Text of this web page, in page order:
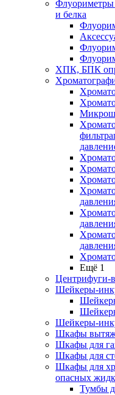
Флуориметры
и белка
ХПК, БПК
Ещё 1
Центрифуги-
Шейкеры-
Шейкеры-
Шкафы
Шкафы для
Шкафы для
Шкафы для
опасных
Тумбы